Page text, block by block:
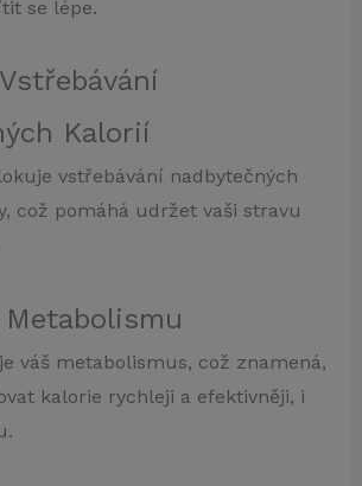
se lépe.
Kalorií
vstřebávání nadbytečných
což pomáhá udržet vaši stravu
váš metabolismus, což znamená,
kalorie rychleji a efektivněji, i